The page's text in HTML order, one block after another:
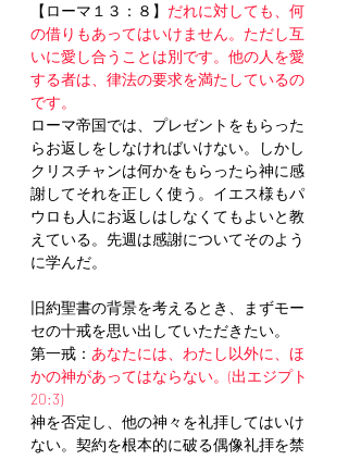
【ローマ１３：８】 だれに対しても、何
の借りもあってはいけません。ただし互
いに愛し合うことは別です。他の人を愛
する者は、律法の要求を満たしているの
です。
ローマ帝国では、プレゼントをもらった
らお返しをしなければいけない。しかし
クリスチャンは何かをもらったら神に感
謝してそれを正しく使う。イエス様もパ
ウロも人にお返しはしなくてもよいと教
えている。先週は感謝についてそのよう
に学んだ。
旧約聖書の背景を考えるとき、まずモー
セの十戒を思い出していただきたい。
第一戒： あなたには、わたし以外に、ほ
かの神があってはならない。(出エジプト
20:3)
神を否定し、他の神々を礼拝してはいけ
ない。契約を根本的に破る偶像礼拝を禁